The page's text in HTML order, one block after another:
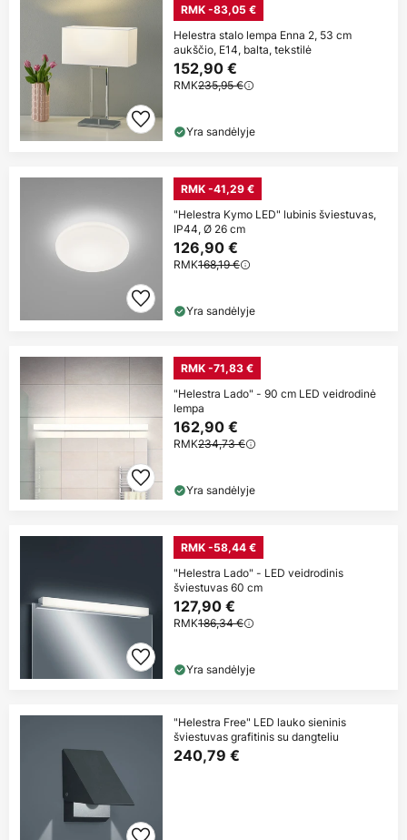
RMK -83,05 €
Helestra stalo lempa Enna 2, 53 cm
aukščio, E14, balta, tekstilė
152,90 €
RMK235,95 €
Yra sandėlyje
RMK -41,29 €
"Helestra Kymo LED" lubinis šviestuvas,
IP44, Ø 26 cm
126,90 €
RMK168,19 €
Yra sandėlyje
RMK -71,83 €
"Helestra Lado" - 90 cm LED veidrodinė
lempa
162,90 €
RMK234,73 €
Yra sandėlyje
RMK -58,44 €
"Helestra Lado" - LED veidrodinis
šviestuvas 60 cm
127,90 €
RMK186,34 €
Yra sandėlyje
"Helestra Free" LED lauko sieninis
šviestuvas grafitinis su dangteliu
240,79 €